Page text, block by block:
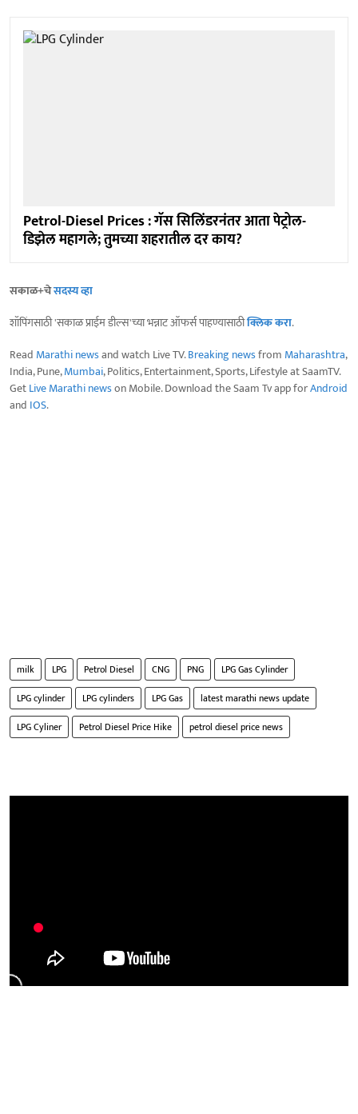
Petrol-Diesel Prices : गॅस सिलिंडरनंतर आता पेट्रोल-
डिझेल महागले; तुमच्या शहरातील दर काय?
सकाळ+चेसदस्य व्हा
शॉपिंगसाठी 'सकाळ प्राईम डील्स'च्या भन्नाट ऑफर्स पाहण्यासाठीक्लिक करा.
Read Marathi newsand watch Live TV.Breaking newsfrom Maharashtra,
India, Pune,Mumbai, Politics, Entertainment, Sports, Lifestyle at SaamTV.
GetLive Marathi newson Mobile. Download the Saam Tv app forAndroid
and IOS.
milk LPG Petrol Diesel CNG PNG
LPG Gas Cylinder
LPG cylinder
LPG cylinders LPG Gas
latest marathi news update
LPG Cyliner
Petrol Diesel Price Hike petrol diesel price news